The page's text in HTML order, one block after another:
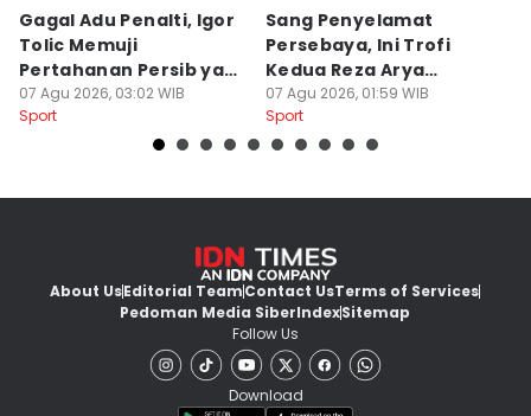
Gagal Adu Penalti, Igor
Tolic Memuji
Pertahanan Persib yang
Solid
07 Agu 2026, 03:02 WIB
Sport
Sang Penyelamat
Persebaya, Ini Trofi
Kedua Reza Arya
Bersama Tavares
07 Agu 2026, 01:59 WIB
Sport
About UsEditorial TeamContact UsTerms of Services
Pedoman Media SiberIndexSitemap
Follow Us
Download